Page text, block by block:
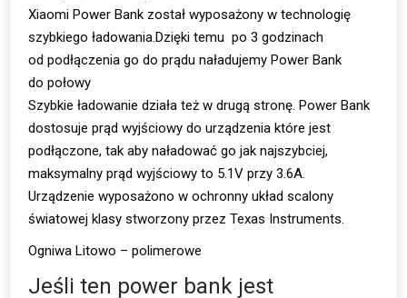
Xiaomi Power Bank został wyposażony w technologię
szybkiego ładowania.Dzięki temu po 3 godzinach
od podłączenia go do prądu naładujemy Power Bank
do połowy
Szybkie ładowanie działa też w drugą stronę. Power Bank
dostosuje prąd wyjściowy do urządzenia które jest
podłączone, tak aby naładować go jak najszybciej,
maksymalny prąd wyjściowy to 5.1V przy 3.6A.
Urządzenie wyposażono w ochronny układ scalony
światowej klasy stworzony przez Texas Instruments.
Ogniwa Litowo – polimerowe
Jeśli ten power bank jest